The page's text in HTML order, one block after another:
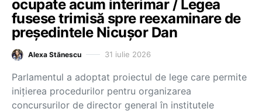
ocupate acum interimar / Legea
fusese trimisă spre reexaminare de
președintele Nicușor Dan
Alexa Stănescu 31 iulie 2026
Parlamentul a adoptat proiectul de lege care permite
inițierea procedurilor pentru organizarea
concursurilor de director general în institutele